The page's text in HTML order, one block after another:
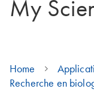
My
Home
Recherche en